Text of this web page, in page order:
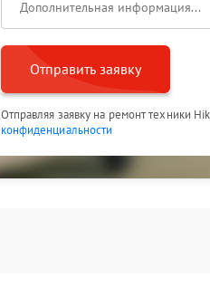
Отправить заявку
Отправляя заявку на ремонт техники
конфиденциальности